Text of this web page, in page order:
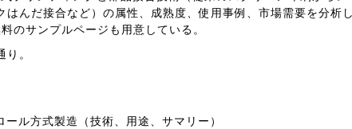
はんだ接合など）の属性、成熟度、使用事例、市場需要を分析し
のサンプルページも用意している。
。
ル方式製造（技術、用途、サマリー）